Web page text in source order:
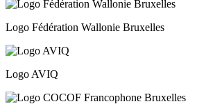
Logo Fédération Wallonie Bruxelles
Logo AVIQ